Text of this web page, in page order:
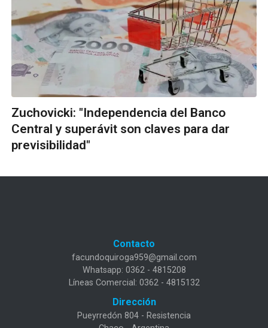
Zuchovicki: "Independencia del Banco
Central y superávit son claves para dar
previsibilidad"
Contacto
facundoquiroga959@gmail.com
Whatsapp: 0362 - 4815208
Líneas Comercial: 0362 - 4815132
Dirección
Pueyrredón 804 - Resistencia